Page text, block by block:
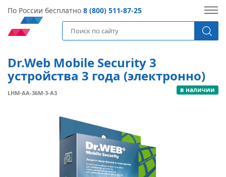
По России бесплатно 8 (800) 511-87-25
Dr.Web Mobile Security 3
устройства 3 года (электронно)
LHM-AA-36M-3-A3 в наличии